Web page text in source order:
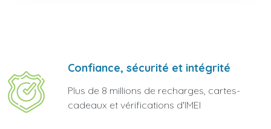
Confiance, sécurité et intégrité
Plus de 8 millions de recharges, cartes-
cadeaux et vérifications d'IMEI